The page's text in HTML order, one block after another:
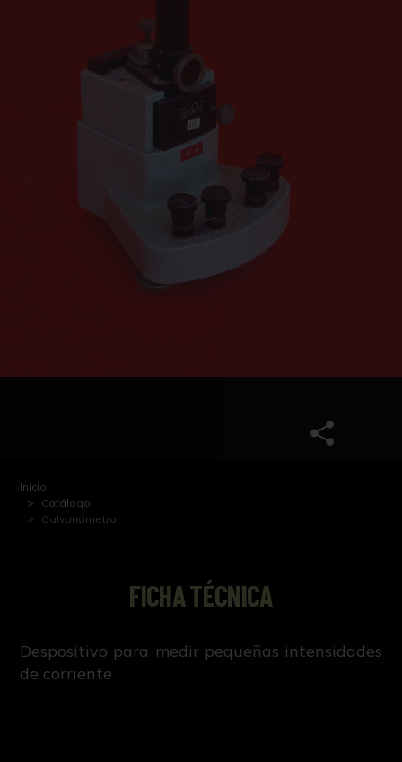
Inicio
Catálogo
Galvanómetro
FICHA TÉCNICA
Despositivo para medir pequeñas intensidades
de corriente